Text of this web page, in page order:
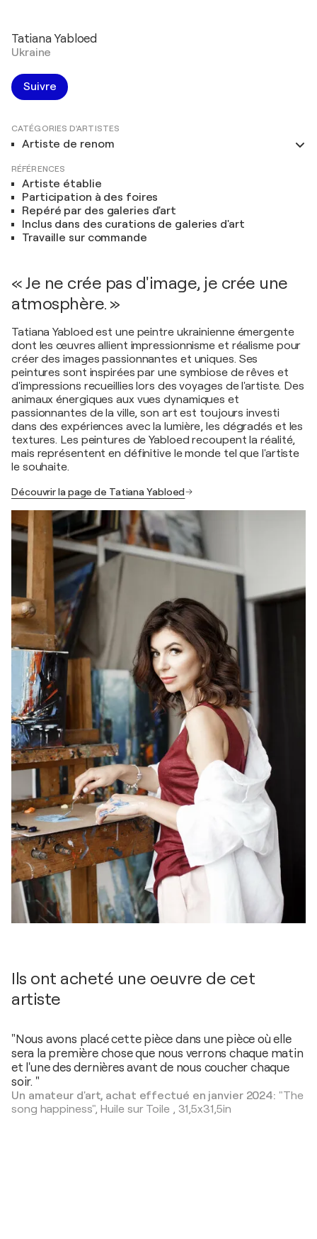
Tatiana Yabloed
Ukraine
Suivre
CATÉGORIES D'ARTISTES
Artiste de renom
RÉFÉRENCES
Artiste établie
Participation à des foires
Repéré par des galeries d'art
Inclus dans des curations de galeries d'art
Travaille sur commande
« Je ne crée pas d'image, je crée une
atmosphère. »
Tatiana Yabloed est une peintre ukrainienne émergente
dont les œuvres allient impressionnisme et réalisme pour
créer des images passionnantes et uniques. Ses
peintures sont inspirées par une symbiose de rêves et
d'impressions recueillies lors des voyages de l'artiste. Des
animaux énergiques aux vues dynamiques et
passionnantes de la ville, son art est toujours investi
dans des expériences avec la lumière, les dégradés et les
textures. Les peintures de Yabloed recoupent la réalité,
mais représentent en définitive le monde tel que l'artiste
le souhaite.
Découvrir la page de Tatiana Yabloed
Ils ont acheté une oeuvre de cet
artiste
"Nous avons placé cette pièce dans une pièce où elle
sera la première chose que nous verrons chaque matin
et l'une des dernières avant de nous coucher chaque
soir. "
Un amateur d'art, achat effectué en janvier 2024: "The
song happiness", Huile sur Toile, 31,5x31,5in